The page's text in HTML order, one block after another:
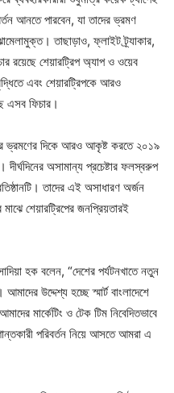
আনতে পারবেন, যা তাদের ভ্রমণ
তাছাড়াও, ফ্লাইট ট্র্যাকার,
রয়েছে শেয়ারট্রিপ অ্যাপ ও ওয়েব
এবং শেয়ারট্রিপকে আরও
এসব ফিচার।
ভ্রমণের দিকে আরও আকৃষ্ট করতে ২০১৯
অসামান্য প্রচেষ্টার ফলস্বরুপ
তাদের এই অসাধারণ অর্জন
শেয়ারট্রিপের জনপ্রিয়তারই
হক বলেন, “দেশের পর্যটনখাতে নতুন
উদ্দেশ্য হচ্ছে স্মার্ট বাংলাদেশে
মার্কেটিং ও টেক টিম নিবেদিতভাবে
পরিবর্তন নিয়ে আসতে আমরা এ